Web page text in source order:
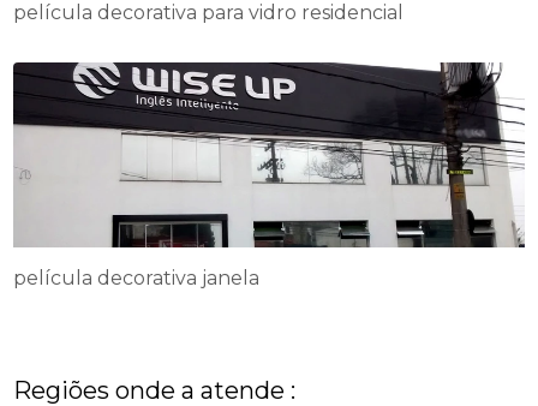
película decorativa para vidro residencial
película decorativa janela
Regiões onde a atende :